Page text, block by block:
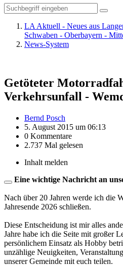
LA Aktuell - Neues aus
Schwaben - Oberbayern -
News-System
Getöteter
Verkehrsunfall -
Bernd Posch
5. August 2015 um 06:13
0 Kommentare
2.737 Mal gelesen
Inhalt melden
Eine wichtige Nachricht an
Nach über 20 Jahren werde ich die
Jahresende 2026 schließen.
Diese Entscheidung ist mir alles
Jahre habe ich die Seite mit großer
persönlichem Einsatz als Hobby
unzählige Neuigkeiten,
unserer Gemeinde mit euch teilen.